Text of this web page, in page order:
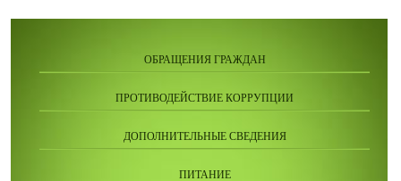
ОБРАЩЕНИЯ ГРАЖДАН
ПРОТИВОДЕЙСТВИЕ КОРРУПЦИИ
ДОПОЛНИТЕЛЬНЫЕ СВЕДЕНИЯ
ПИТАНИЕ